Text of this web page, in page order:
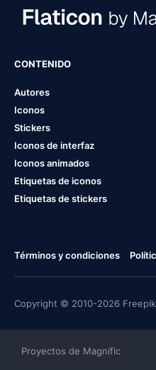
CONTENIDO
Autores
Iconos
Stickers
Iconos de interfaz
Iconos animados
Etiquetas de iconos
Etiquetas de stickers
Términos y condiciones
Copyright © 2010-2026
Proyectos de Magnific